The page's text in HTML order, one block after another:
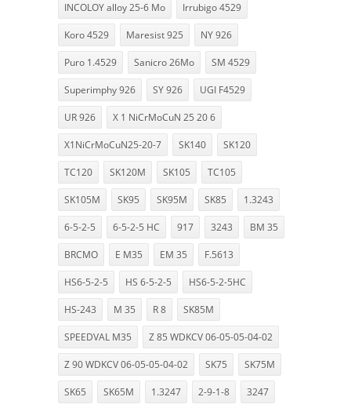
INCOLOY alloy 25-6 Mo Irrubigo 4529
Koro 4529 Maresist 925 NY 926
Puro 1.4529 Sanicro 26Mo SM 4529
Superimphy 926 SY 926 UGI F4529
UR 926 X 1 NiCrMoCuN 25 20 6
X1NiCrMoCuN25-20-7 SK140 SK120
TC120 SK120M SK105 TC105
SK105M SK95 SK95M SK85 1.3243
6-5-2-5 6-5-2-5 HC 917 3243 BM 35
BRCMO E M35 EM 35 F.5613
HS6-5-2-5 HS 6-5-2-5 HS6-5-2-5HC
HS-243 M 35 R 8 SK85M
SPEEDVAL M35 Z 85 WDKCV 06-05-05-04-02
Z 90 WDKCV 06-05-05-04-02 SK75 SK75M
SK65 SK65M 1.3247 2-9-1-8 3247